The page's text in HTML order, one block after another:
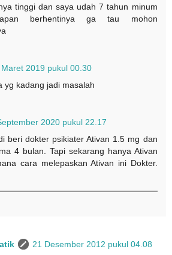
tinggi dan saya udah 7 tahun minum
berhentinya ga tau mohon
Maret 2019 pukul 00.30
yg kadang jadi masalah
2020 pukul 22.17
beri dokter psikiater Ativan 1.5 mg dan
4 bulan. Tapi sekarang hanya Ativan
cara melepaskan Ativan ini Dokter.
21 Desember 2012 pukul 04.08